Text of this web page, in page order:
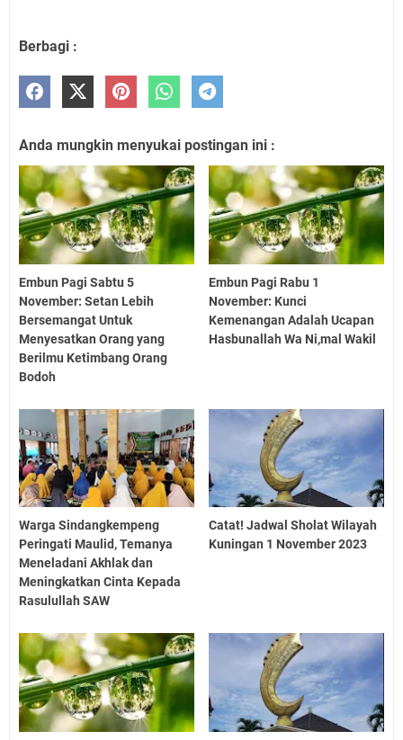
Berbagi :
Anda mungkin menyukai postingan ini :
Embun Pagi Sabtu 5
November: Setan Lebih
Bersemangat Untuk
Menyesatkan Orang yang
Berilmu Ketimbang Orang
Bodoh
Embun Pagi Rabu 1
November: Kunci
Kemenangan Adalah Ucapan
Hasbunallah Wa Ni,mal Wakil
Warga Sindangkempeng
Peringati Maulid, Temanya
Meneladani Akhlak dan
Meningkatkan Cinta Kepada
Rasulullah SAW
Catat! Jadwal Sholat Wilayah
Kuningan 1 November 2023